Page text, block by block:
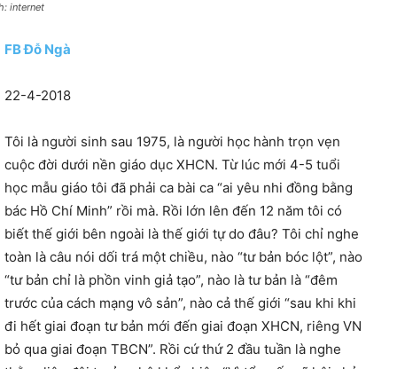
internet
FB Đỗ Ngà
22-4-2018
Tôi là người sinh sau 1975, là người học hành trọn vẹn
cuộc đời dưới nền giáo dục XHCN. Từ lúc mới 4-5 tuổi
học mẫu giáo tôi đã phải ca bài ca “ai yêu nhi đồng bằng
bác Hồ Chí Minh” rồi mà. Rồi lớn lên đến 12 năm tôi có
biết thế giới bên ngoài là thế giới tự do đâu? Tôi chỉ nghe
toàn là câu nói dối trá một chiều, nào “tư bản bóc lột”, nào
“tư bản chỉ là phồn vinh giả tạo”, nào là tư bản là “đêm
trước của cách mạng vô sản”, nào cả thế giới “sau khi khi
đi hết giai đoạn tư bản mới đến giai đoạn XHCN, riêng VN
bỏ qua giai đoạn TBCN”. Rồi cứ thứ 2 đầu tuần là nghe